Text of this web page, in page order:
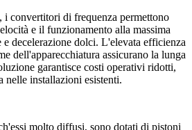
convertitori di frequenza permettono
e il funzionamento alla massima
e decelerazione dolci. L'elevata efficienza
dell'apparecchiatura assicurano la lunga
garantisce costi operativi ridotti,
nelle installazioni esistenti.
molto diffusi, sono dotati di pistoni